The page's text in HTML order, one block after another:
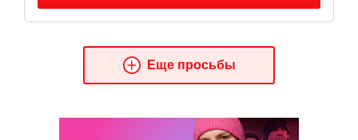
Еще просьбы